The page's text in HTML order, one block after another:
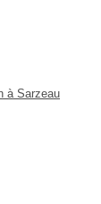
à Sarzeau